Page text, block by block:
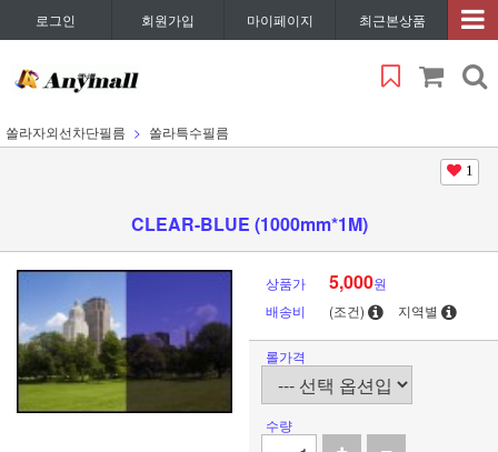
로그인 회원가입 마이페이지 최근본상품
쏠라자외선차단필름 쏠라특수필름
1
CLEAR-BLUE (1000mm*1M)
상품가 5,000원
배송비
(조건) 지역별
롤가격
수량